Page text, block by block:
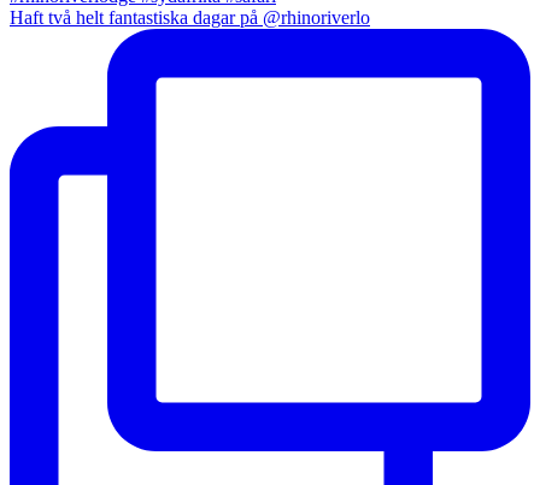
Haft två helt fantastiska dagar på @rhinoriverlo